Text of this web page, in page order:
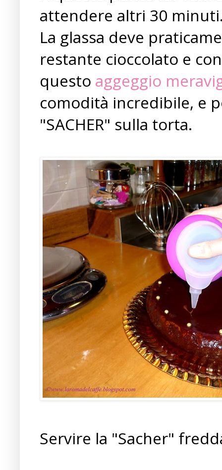
attendere altri 30
La glassa deve
restante cioccolato e
questo aggeggio
comodità incredibile, e
"SACHER" sulla torta.
Servire la "Sacher"